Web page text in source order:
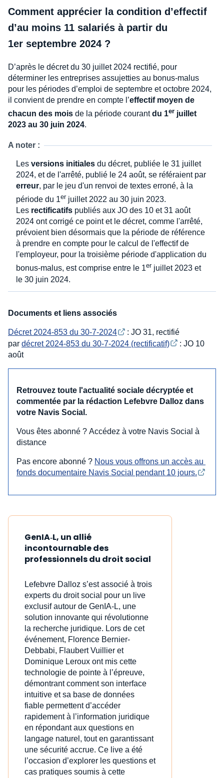
Comment apprécier la condition d’effectif
d’au moins 11 salariés à partir du
1er septembre 2024 ?
D’après le décret du 30 juillet 2024 rectifié, pour
déterminer les entreprises assujetties au bonus-malus
pour les périodes d’emploi de septembre et octobre 2024,
il convient de prendre en compte l’effectif moyen de
chacun des mois de la période courantdu 1er juillet
2023 au 30 juin 2024.
A noter :
Les versions initiales du décret, publiée le 31 juillet
2024, et de l'arrêté, publié le 24 août, se référaient par
erreur, par le jeu d'un renvoi de textes erroné, à la
période du 1er juillet 2022 au 30 juin 2023.
Les rectificatifs publiés aux JO des 10 et 31 août
2024 ont corrigé ce point et le décret, comme l'arrêté,
prévoient bien désormais que la période de référence
à prendre en compte pour le calcul de l'effectif de
l'employeur, pour la troisième période d'application du
bonus-malus, est comprise entre le 1er juillet 2023 et
le 30 juin 2024.
Documents et liens associés
Décret 2024-853 du 30-7-2024
: JO 31, rectifié
par décret 2024-853 du 30-7-2024 (rectificatif)
: JO 10
août
Retrouvez toute l'actualité sociale décryptée et
commentée par la rédaction Lefebvre Dalloz dans
votre Navis Social.
Vous êtes abonné ? Accédez à votre Navis Social à
distance
Pas encore abonné ? Nous vous offrons un accès au
fonds documentaire Navis Social pendant 10 jours.
GenIA‑L, un allié
incontournable des
professionnels du droit social
Lefebvre Dalloz s’est associé à trois
experts du droit social pour un live
exclusif autour de GenIA‑L, une
solution innovante qui révolutionne
la recherche juridique. Lors de cet
événement, Florence Bernier-
Debbabi, Flaubert Vuillier et
Dominique Leroux ont mis cette
technologie de pointe à l’épreuve,
démontrant comment son interface
intuitive et sa base de données
fiable permettent d’accéder
rapidement à l’information juridique
en répondant aux questions en
langage naturel, tout en garantissant
une sécurité accrue. Ce live a été
l’occasion d’explorer les questions et
cas pratiques soumis à cette